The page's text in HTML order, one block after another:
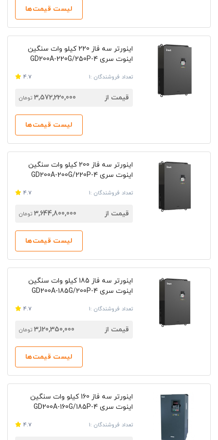
لیست قیمت‌ها
اینورتر سه فاز 220 کیلو وات سنگین
اینوت سری GD200A-220G/250P-4
تعداد فروشندگان :1 4.7
قیمت از 3,572,220,000 تومان
لیست قیمت‌ها
اینورتر سه فاز 200 کیلو وات سنگین
اینوت سری GD200A-200G/220P-4
تعداد فروشندگان :1 4.7
قیمت از 3,644,800,000 تومان
لیست قیمت‌ها
اینورتر سه فاز 185 کیلو وات سنگین
اینوت سری GD200A-185G/200P-4
تعداد فروشندگان :1 4.7
قیمت از 3,120,350,000 تومان
لیست قیمت‌ها
اینورتر سه فاز 160 کیلو وات سنگین
اینوت سری GD200A-160G/185P-4
تعداد فروشندگان :1 4.7